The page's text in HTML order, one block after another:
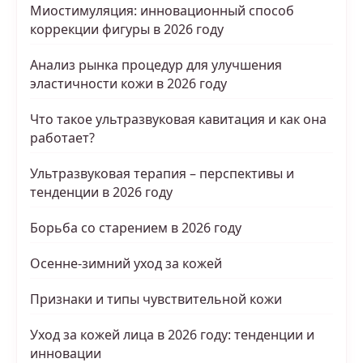
Миостимуляция: инновационный способ
коррекции фигуры в 2026 году
Анализ рынка процедур для улучшения
эластичности кожи в 2026 году
Что такое ультразвуковая кавитация и как она
работает?
Ультразвуковая терапия – перспективы и
тенденции в 2026 году
Борьба со старением в 2026 году
Осенне-зимний уход за кожей
Признаки и типы чувствительной кожи
Уход за кожей лица в 2026 году: тенденции и
инновации